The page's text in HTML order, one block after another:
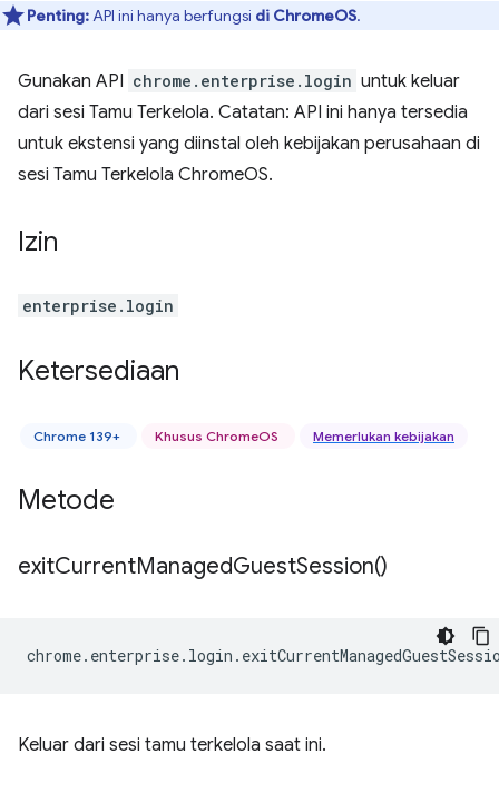
Penting:API ini hanya berfungsi di ChromeOS.
Gunakan API chrome.enterprise.login untuk keluar
dari sesi Tamu Terkelola. Catatan: API ini hanya tersedia
untuk ekstensi yang diinstal oleh kebijakan perusahaan di
sesi Tamu Terkelola ChromeOS.
Izin
enterprise.login
Ketersediaan
Chrome 139+ Khusus ChromeOS Memerlukan kebijakan
Metode
exitCurrentManagedGuestSession()
chrome. enterprise. login .
Keluar dari sesi tamu terkelola saat ini.